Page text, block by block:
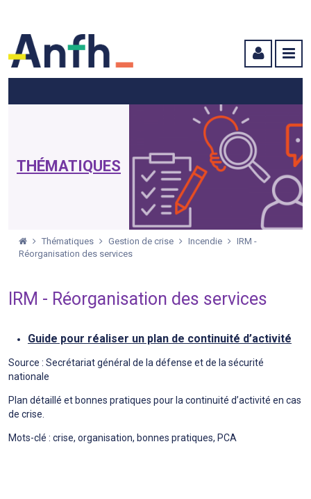
THÉMATIQUES
Thématiques Gestion de crise Incendie
IRM -
Réorganisation des services
IRM - Réorganisation des services
Guide pour réaliser un plan de continuité d’activité
Source : Secrétariat général de la défense et de la sécurité
nationale
Plan détaillé et bonnes pratiques pour la continuité d’activité en cas
de crise.
Mots-clé : crise, organisation, bonnes pratiques, PCA